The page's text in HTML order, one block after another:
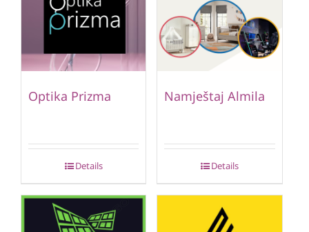
Optika Prizma
Details
Namještaj Almila
Details